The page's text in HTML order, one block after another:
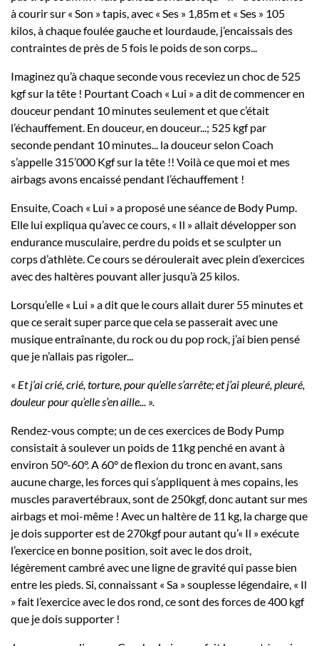
à courir sur « Son » tapis, avec « Ses » 1,85m et « Ses » 105
kilos, à chaque foulée gauche et lourdaude, j’encaissais des
contraintes de près de 5 fois le poids de son corps...
Imaginez qu’à chaque seconde vous receviez un choc de 525
kgf sur la tête ! Pourtant Coach « Lui » a dit de commencer en
douceur pendant 10 minutes seulement et que c’était
l’échauffement. En douceur, en douceur...; 525 kgf par
seconde pendant 10 minutes... la douceur selon Coach
s’appelle 315’000 Kgf sur la tête !! Voilà ce que moi et mes
airbags avons encaissé pendant l’échauffement !
Ensuite, Coach « Lui » a proposé une séance de Body Pump.
Elle lui expliqua qu’avec ce cours, « Il » allait développer son
endurance musculaire, perdre du poids et se sculpter un
corps d’athlète. Ce cours se déroulerait avec plein d’exercices
avec des haltères pouvant aller jusqu’à 25 kilos.
Lorsqu’elle « Lui » a dit que le cours allait durer 55 minutes et
que ce serait super parce que cela se passerait avec une
musique entraînante, du rock ou du pop rock, j’ai bien pensé
que je n’allais pas rigoler...
« Et j’ai crié, crié, torture, pour qu’elle s’arrête; et j’ai pleuré, pleuré,
douleur pour qu’elle s’en aille... ».
Rendez-vous compte; un de ces exercices de Body Pump
consistait à soulever un poids de 11kg penché en avant à
environ 50°-60°. A 60° de flexion du tronc en avant, sans
aucune charge, les forces qui s’appliquent à mes copains, les
muscles paravertébraux, sont de 250kgf, donc autant sur mes
airbags et moi-même ! Avec un haltère de 11 kg, la charge que
je dois supporter est de 270kgf pour autant qu’« Il » exécute
l’exercice en bonne position, soit avec le dos droit,
légèrement cambré avec une ligne de gravité qui passe bien
entre les pieds. Si, connaissant « Sa » souplesse légendaire, « Il
» fait l’exercice avec le dos rond, ce sont des forces de 400 kgf
que je dois supporter !